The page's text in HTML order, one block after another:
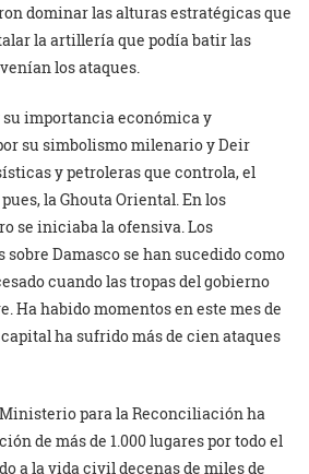
dominar las alturas estratégicas que
la artillería que podía batir las
los ataques.
su importancia económica y
su simbolismo milenario y Deir
y petroleras que controla, el
la Ghouta Oriental. En los
se iniciaba la ofensiva. Los
Damasco se han sucedido como
cuando las tropas del gobierno
Ha habido momentos en este mes de
ha sufrido más de cien ataques
para la Reconciliación ha
de más de 1.000 lugares por todo el
a la vida civil decenas de miles de